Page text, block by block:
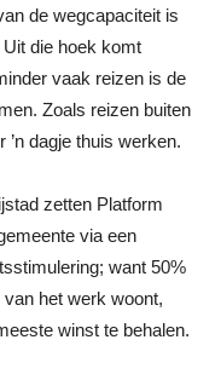
de wegcapaciteit is
die hoek komt
vaak reizen is de
Zoals reizen buiten
dagje thuis werken.
zetten Platform
via een
want 50%
het werk woont,
winst te behalen.